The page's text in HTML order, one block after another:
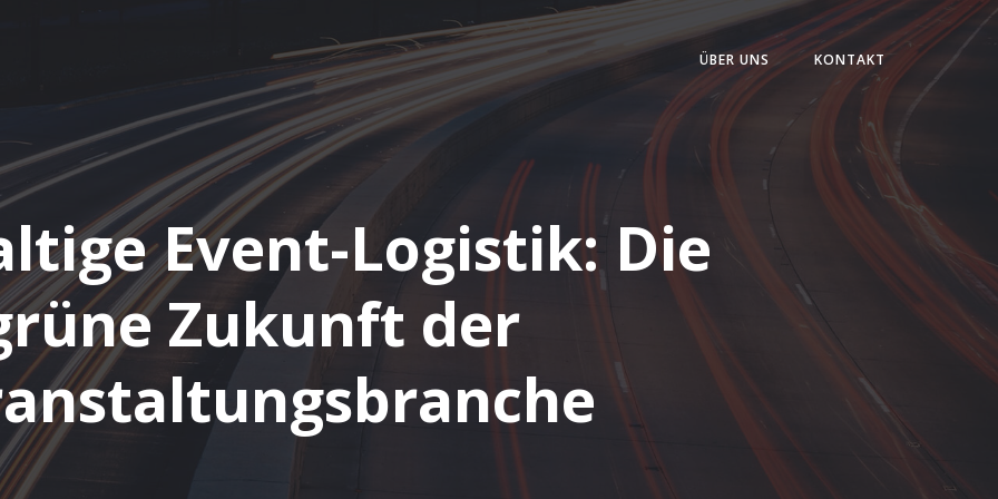
ÜBER UNS KONTAKT
Event-Logistik: Die
Zukunft der